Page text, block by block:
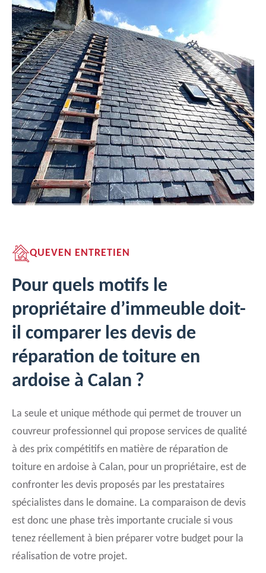
QUEVEN ENTRETIEN
Pour quels motifs le
propriétaire d’immeuble doit-
il comparer les devis de
réparation de toiture en
ardoise à Calan ?
La seule et unique méthode qui permet de trouver un
couvreur professionnel qui propose services de qualité
à des prix compétitifs en matière de réparation de
toiture en ardoise à Calan, pour un propriétaire, est de
confronter les devis proposés par les prestataires
spécialistes dans le domaine. La comparaison de devis
est donc une phase très importante cruciale si vous
tenez réellement à bien préparer votre budget pour la
réalisation de votre projet.